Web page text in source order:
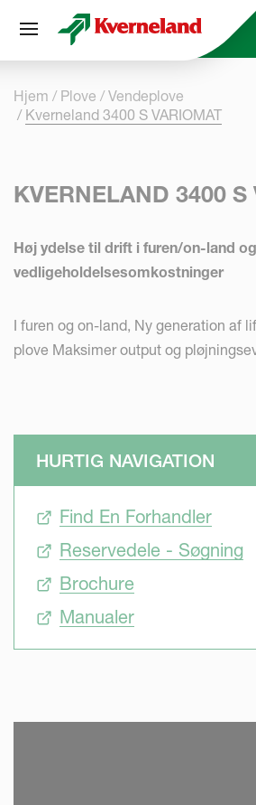
Skip to
Hjem Plove
Vendeplove
Kverneland 3400 S VARIOMAT
KVERNELAND 3400 S
Høj ydelse til drift i furen/on-land
vedligeholdelsesomkostninger
I furen og on-land, Ny generation af
plove Maksimer output og
HURTIG NAVIGATION
Find En Forhandler
Reservedele - Søgning
Brochure
Manualer
CCookie-styringspanel